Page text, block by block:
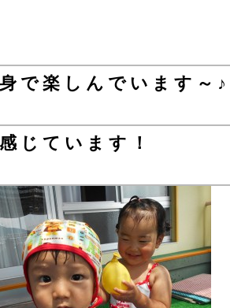
で楽しんでいます～♪
じています！